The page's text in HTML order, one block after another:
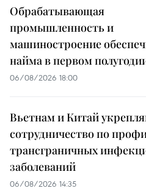
Обрабатывающая
промышленность и
машиностроение
найма в первом
06/08/2026 18:00
Вьетнам и Китай
сотрудничество по
трансграничных
заболеваний
06/08/2026 14:35